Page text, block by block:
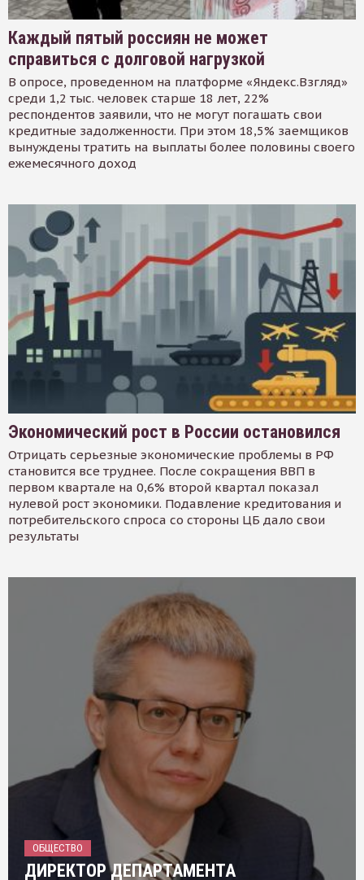
Каждый пятый россиян не может
справиться с долговой нагрузкой
В опросе, проведенном на платформе «Яндекс.Взгляд»
среди 1,2 тыс. человек старше 18 лет, 22%
респондентов заявили, что не могут погашать свои
кредитные задолженности. При этом 18,5% заемщиков
вынуждены тратить на выплаты более половины своего
ежемесячного доход
Экономический рост в России остановился
Отрицать серьезные экономические проблемы в РФ
становится все труднее. После сокращения ВВП в
первом квартале на 0,6% второй квартал показал
нулевой рост экономики. Подавление кредитования и
потребительского спроса со стороны ЦБ дало свои
результаты
ОБЩЕСТВО
ДИРЕКТОР ДЕПАРТАМЕНТА